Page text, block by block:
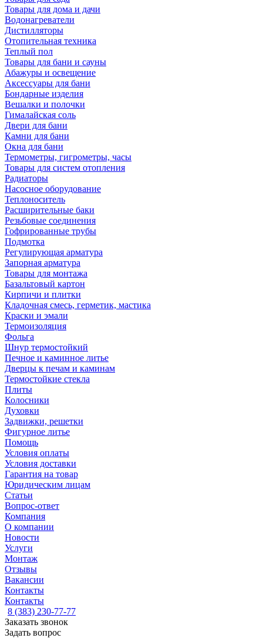
Товары для дома и дачи
Водонагреватели
Дистилляторы
Отопительная техника
Теплый пол
Товары для бани и сауны
Абажуры и освещение
Аксессуары для бани
Бондарные изделия
Вешалки и полочки
Гималайская соль
Двери для бани
Камни для бани
Окна для бани
Термометры, гигрометры, часы
Товары для систем отопления
Радиаторы
Насосное оборудование
Теплоноситель
Расширительные баки
Резьбовые соединения
Гофрированные трубы
Подмотка
Регулирующая арматура
Запорная арматура
Товары для монтажа
Базальтовый картон
Кирпичи и плитки
Кладочная смесь, герметик, мастика
Краски и эмали
Термоизоляция
Фольга
Шнур термостойкий
Печное и каминное литье
Дверцы к печам и каминам
Термостойкие стекла
Плиты
Колосники
Духовки
Задвижки, решетки
Фигурное литье
Помощь
Условия оплаты
Условия доставки
Гарантия на товар
Юридическим лицам
Статьи
Вопрос-ответ
Компания
О компании
Новости
Услуги
Монтаж
Отзывы
Вакансии
Контакты
Контакты
8 (383) 230-77-77
Заказать звонок
Задать вопрос